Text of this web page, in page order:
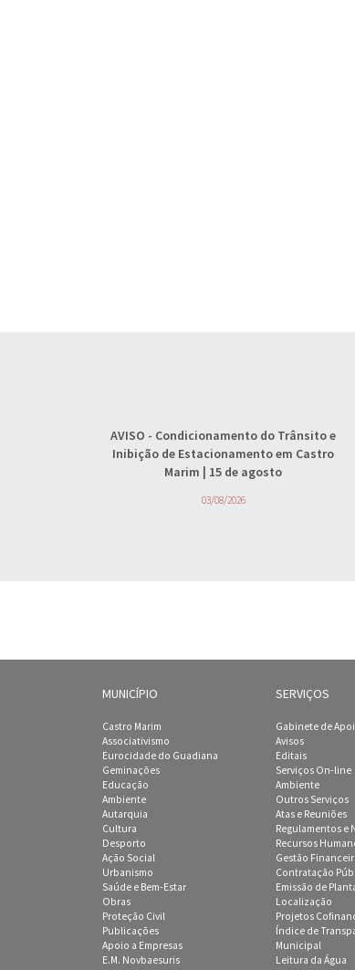
AVISO - Condicionamento do Trânsito e
Inibição de Estacionamento em Castro
Marim | 15 de agosto
03/08/2026
MUNICÍPIO
Castro Marim
Associativismo
Eurocidade do Guadiana
Geminações
Educação
Ambiente
Autarquia
Cultura
Desporto
Ação Social
Urbanismo
Saúde e Bem-Estar
Obras
Proteção Civil
Publicações
Apoio a Empresas
E.M. Novbaesuris
SERVIÇOS
Gabinete de
Avisos
Editais
Serviços On-line
Ambiente
Outros Serviços
Atas e Reuniões
Regulamentos e
Recursos
Gestão
Contratação
Emissão de
Localização
Projetos
Índice de
Municipal
Leitura da Água